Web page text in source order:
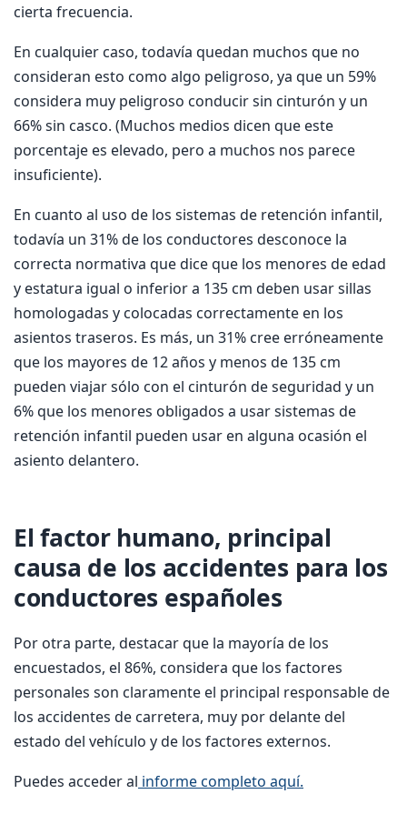
cierta frecuencia.
En cualquier caso, todavía quedan muchos que no
consideran esto como algo peligroso, ya que un 59%
considera muy peligroso conducir sin cinturón y un
66% sin casco. (Muchos medios dicen que este
porcentaje es elevado, pero a muchos nos parece
insuficiente).
En cuanto al uso de los sistemas de retención infantil,
todavía un 31% de los conductores desconoce la
correcta normativa que dice que los menores de edad
y estatura igual o inferior a 135 cm deben usar sillas
homologadas y colocadas correctamente en los
asientos traseros. Es más, un 31% cree erróneamente
que los mayores de 12 años y menos de 135 cm
pueden viajar sólo con el cinturón de seguridad y un
6% que los menores obligados a usar sistemas de
retención infantil pueden usar en alguna ocasión el
asiento delantero.
El factor humano, principal
causa de los accidentes para los
conductores españoles
Por otra parte, destacar que la mayoría de los
encuestados, el 86%, considera que los factores
personales son claramente el principal responsable de
los accidentes de carretera, muy por delante del
estado del vehículo y de los factores externos.
Puedes acceder al informe completo aquí.